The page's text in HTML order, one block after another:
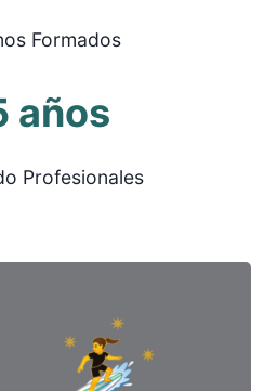
Formados
años
Profesionales